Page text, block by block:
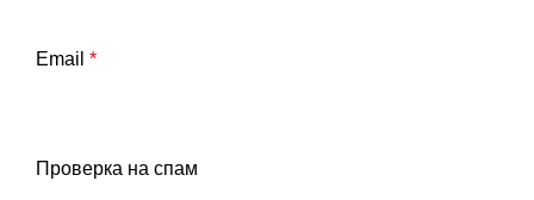
Email *
Проверка на спам